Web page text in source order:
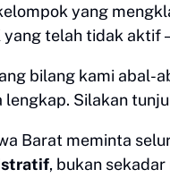
yang
yang telah tidak aktif
bilang kami abal-
lengkap. Silakan
Barat meminta
, bukan